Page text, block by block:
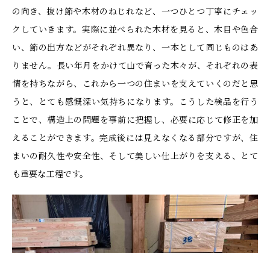
の向き、抜け節や木材のねじれなど、一つひとつ丁寧にチェッ
クしていきます。実際に並べられた木材を見ると、木目や色合
い、節の出方などがそれぞれ異なり、一本として同じものはあ
りません。長い年月をかけて山で育った木々が、それぞれの表
情を持ちながら、これから一つの住まいを支えていくのだと思
うと、とても感慨深い気持ちになります。こうした検品を行う
ことで、構造上の問題を事前に把握し、必要に応じて修正を加
えることができます。完成後には見えなくなる部分ですが、住
まいの耐久性や安全性、そして美しい仕上がりを支える、とて
も重要な工程です。